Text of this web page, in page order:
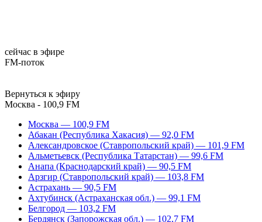
сейчас в эфире
FM-поток
Вернуться к эфиру
Москва - 100,9 FM
Москва — 100,9 FM
Абакан (Республика Хакасия) — 92,0 FM
Александровское (Ставропольский край) — 101,9 FM
Альметьевск (Республика Татарстан) — 99,6 FM
Анапа (Краснодарский край) — 90,5 FM
Арзгир (Ставропольский край) — 103,8 FM
Астрахань — 90,5 FM
Ахтубинск (Астраханская обл.) — 99,1 FM
Белгород — 103,2 FM
Бердянск (Запорожская обл.) — 102,7 FM